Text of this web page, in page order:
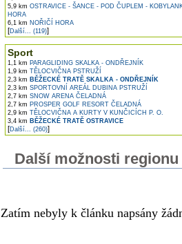
5,9 km OSTRAVICE - ŠANCE - POD ČUPLEM -
HORA
6,1 km NOŘIČÍ HORA
[Další... (119)]
Sport
1,1 km PARAGLIDING SKALKA - ONDŘEJNÍK
1,9 km TĚLOCVIČNA PSTRUŽÍ
2,3 km BĚŽECKÉ TRATĚ SKALKA - ONDŘEJNÍK
2,3 km SPORTOVNÍ AREÁL DUBINA PSTRUŽÍ
2,7 km SNOW ARENA ČELADNÁ
2,7 km PROSPER GOLF RESORT ČELADNÁ
2,9 km TĚLOCVIČNA A KURTY V KUNČICÍCH P. O.
3,4 km BĚŽECKÉ TRATĚ OSTRAVICE
[Další... (260)]
Další možnosti regionu
Zatím nebyly k článku napsány